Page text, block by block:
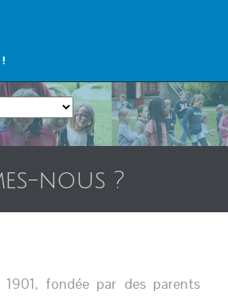
nous ?
fondée par des parents